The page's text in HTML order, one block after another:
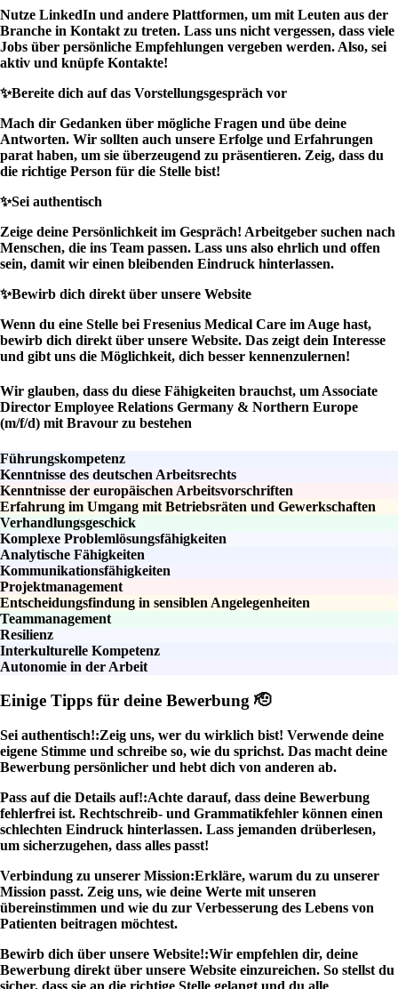
Nutze LinkedIn und andere Plattformen, um mit Leuten aus der
Branche in Kontakt zu treten. Lass uns nicht vergessen, dass viele
Jobs über persönliche Empfehlungen vergeben werden. Also, sei
aktiv und knüpfe Kontakte!
✨Bereite dich auf das Vorstellungsgespräch vor
Mach dir Gedanken über mögliche Fragen und übe deine
Antworten. Wir sollten auch unsere Erfolge und Erfahrungen
parat haben, um sie überzeugend zu präsentieren. Zeig, dass du
die richtige Person für die Stelle bist!
✨Sei authentisch
Zeige deine Persönlichkeit im Gespräch! Arbeitgeber suchen nach
Menschen, die ins Team passen. Lass uns also ehrlich und offen
sein, damit wir einen bleibenden Eindruck hinterlassen.
✨Bewirb dich direkt über unsere Website
Wenn du eine Stelle bei Fresenius Medical Care im Auge hast,
bewirb dich direkt über unsere Website. Das zeigt dein Interesse
und gibt uns die Möglichkeit, dich besser kennenzulernen!
Wir glauben, dass du diese Fähigkeiten brauchst, um Associate
Director Employee Relations Germany & Northern Europe
(m/f/d) mit Bravour zu bestehen
Führungskompetenz
Kenntnisse des deutschen Arbeitsrechts
Kenntnisse der europäischen Arbeitsvorschriften
Erfahrung im Umgang mit Betriebsräten und Gewerkschaften
Verhandlungsgeschick
Komplexe Problemlösungsfähigkeiten
Analytische Fähigkeiten
Kommunikationsfähigkeiten
Projektmanagement
Entscheidungsfindung in sensiblen Angelegenheiten
Teammanagement
Resilienz
Interkulturelle Kompetenz
Autonomie in der Arbeit
Einige Tipps für deine Bewerbung 🫡
Sei authentisch!:Zeig uns, wer du wirklich bist! Verwende deine
eigene Stimme und schreibe so, wie du sprichst. Das macht deine
Bewerbung persönlicher und hebt dich von anderen ab.
Pass auf die Details auf!:Achte darauf, dass deine Bewerbung
fehlerfrei ist. Rechtschreib- und Grammatikfehler können einen
schlechten Eindruck hinterlassen. Lass jemanden drüberlesen,
um sicherzugehen, dass alles passt!
Verbindung zu unserer Mission:Erkläre, warum du zu unserer
Mission passt. Zeig uns, wie deine Werte mit unseren
übereinstimmen und wie du zur Verbesserung des Lebens von
Patienten beitragen möchtest.
Bewirb dich über unsere Website!:Wir empfehlen dir, deine
Bewerbung direkt über unsere Website einzureichen. So stellst du